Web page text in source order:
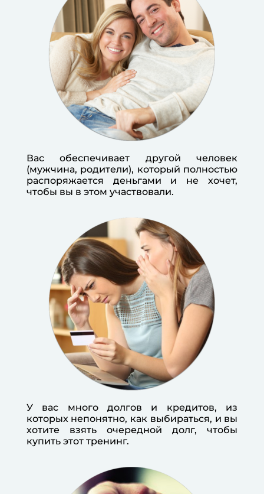
Вас обеспечивает другой человек
(мужчина, родители), который полностью
распоряжается деньгами и не хочет,
чтобы вы в этом участвовали.
У вас много долгов и кредитов, из
которых непонятно, как выбираться, и вы
хотите взять очередной долг, чтобы
купить этот тренинг.